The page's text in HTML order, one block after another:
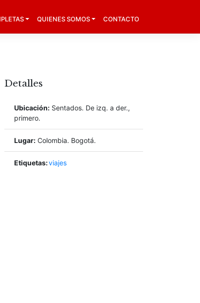
QUIENES SOMOS CONTACTO
Detalles
Ubicación: Sentados. De izq. a der.,
primero.
Lugar: Colombia. Bogotá.
Etiquetas:viajes